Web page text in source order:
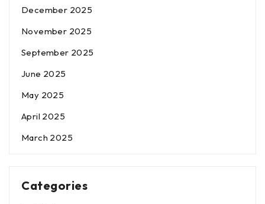
December 2025
November 2025
September 2025
June 2025
May 2025
April 2025
March 2025
Categories